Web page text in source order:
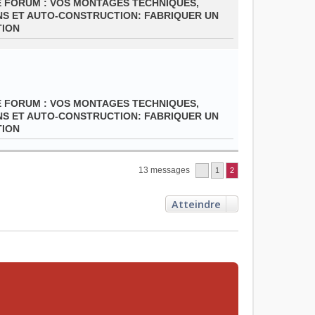
FORUM : VOS MONTAGES TECHNIQUES,
ET AUTO-CONSTRUCTION: FABRIQUER UN
FORUM : VOS MONTAGES TECHNIQUES,
ET AUTO-CONSTRUCTION: FABRIQUER UN
13 messages 1 2
Atteindre